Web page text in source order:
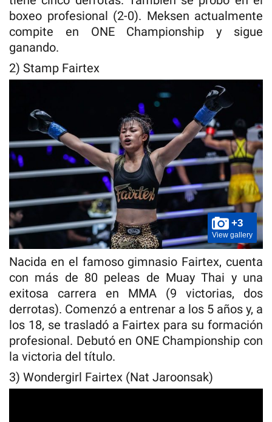
boxeo profesional (2-0). Meksen actualmente
compite en ONE Championship y sigue
ganando.
2) Stamp Fairtex
+3
View gallery
Nacida en el famoso gimnasio Fairtex, cuenta
con más de 80 peleas de Muay Thai y una
exitosa carrera en MMA (9 victorias, dos
derrotas). Comenzó a entrenar a los 5 años y, a
los 18, se trasladó a Fairtex para su formación
profesional. Debutó en ONE Championship con
la victoria del título.
3) Wondergirl Fairtex (Nat Jaroonsak)